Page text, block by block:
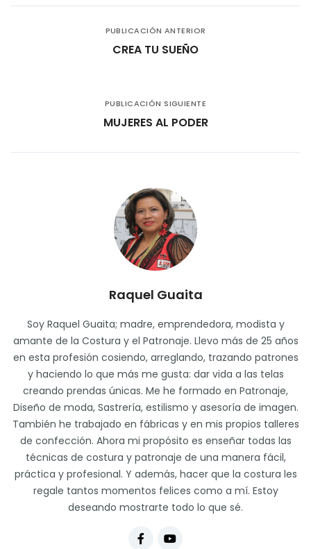
PUBLICACIÓN ANTERIOR
CREA TU SUEÑO
PUBLICACIÓN SIGUIENTE
MUJERES AL PODER
Raquel Guaita
Soy Raquel Guaita; madre, emprendedora, modista y
amante de la Costura y el Patronaje. Llevo más de 25 años
en esta profesión cosiendo, arreglando, trazando patrones
y haciendo lo que más me gusta: dar vida a las telas
creando prendas únicas. Me he formado en Patronaje,
Diseño de moda, Sastrería, estilismo y asesoría de imagen.
También he trabajado en fábricas y en mis propios talleres
de confección. Ahora mi propósito es enseñar todas las
técnicas de costura y patronaje de una manera fácil,
práctica y profesional. Y además, hacer que la costura les
regale tantos momentos felices como a mí. Estoy
deseando mostrarte todo lo que sé.